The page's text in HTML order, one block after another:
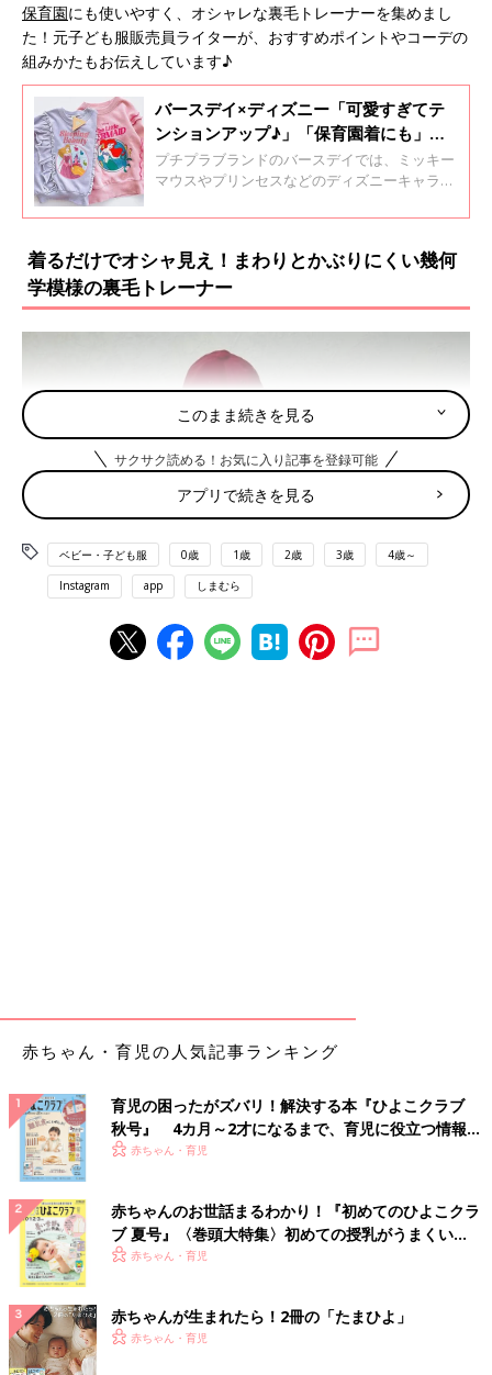
保育園にも使いやすく、オシャレな裏毛トレーナーを集めまし
た！元子ども服販売員ライターが、おすすめポイントやコーデの
組みかたもお伝えしています♪
バースデイ×ディズニー「可愛すぎてテ
ンションアップ♪」「保育園着にも」元
子ども服販売員ライターおすすめ★コラ
ボアイテム4選
プチプラブランドのバースデイでは、ミッキー
マウスやプリンセスなどのディズニーキャラク
これからの時期に大活躍するコラボアイテムを
イテムの魅力やおすすめコーデもお伝えしてい
ます♪
着るだけでオシャ見え！まわりとかぶりにくい幾何
学模様の裏毛トレーナー
トムスと合わせてもオシャ見えするので、ゲットしておくべきア
甘めが苦手でもチャレンジしやすい！小ぶりなハー
ト柄の裏毛トレーナー
このまま続きを見る
サクサク読める！お気に入り記事を登録可能
アプリで続きを見る
ベビー・子ども服 0歳 1歳 2歳 3歳 4歳～
Instagram app しまむら
赤ちゃん・育児の人気記事ランキング
育児の困ったがズバリ！解決する本『ひよこクラブ
秋号』 4カ月～2才になるまで、育児に役立つ情報が
いっぱい！
赤ちゃん・育児
赤ちゃんのお世話まるわかり！『初めてのひよこクラ
ブ 夏号』〈巻頭大特集〉初めての授乳がうまくい
く！ おっぱい・ミルクの基本と夏のトラブル 解決テ
赤ちゃん・育児
赤ちゃんが生まれたら！2冊の「たまひよ」
赤ちゃん・育児